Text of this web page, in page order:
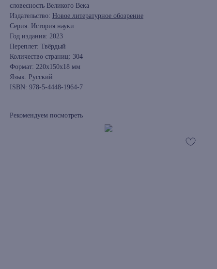
словесность Великого Века
Издательство: Новое литературное обозрение
Серия: История науки
Год издания: 2023
Переплет: Твёрдый
Количество страниц: 304
Формат: 220x150x18 мм
Язык: Русский
ISBN: 978-5-4448-1964-7
Рекомендуем посмотреть